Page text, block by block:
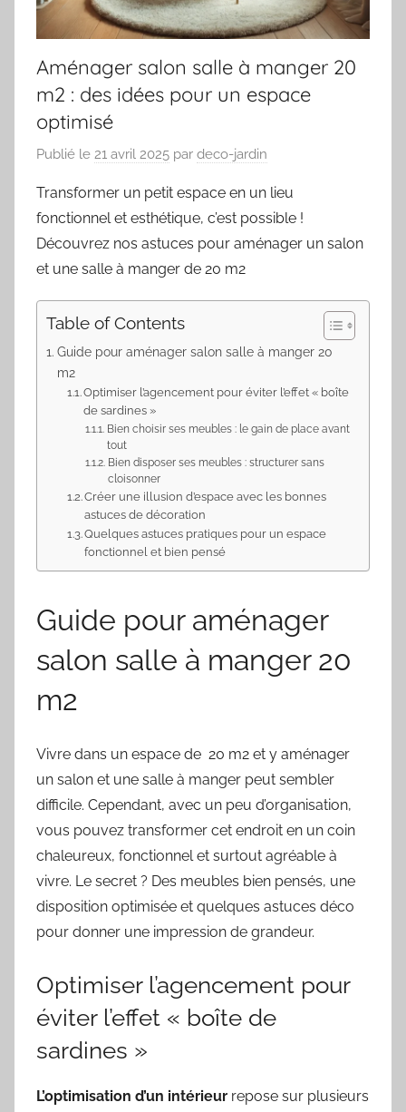
Aménager salon salle à manger 20
m2 : des idées pour un espace
optimisé
Publié le 21 avril 2025 par deco-jardin
Transformer un petit espace en un lieu
fonctionnel et esthétique, c’est possible !
Découvrez nos astuces pour aménager un salon
et une salle à manger de 20 m2
Table of Contents
Guide pour aménager salon salle à manger 20
m2
Optimiser l’agencement pour éviter l’effet « boîte
de sardines »
Bien choisir ses meubles : le gain de place avant
tout
Bien disposer ses meubles : structurer sans
cloisonner
Créer une illusion d’espace avec les bonnes
astuces de décoration
Quelques astuces pratiques pour un espace
fonctionnel et bien pensé
Guide pour aménager
salon salle à manger 20
m2
Vivre dans un espace de 20 m2 et y aménager
un salon et une salle à manger peut sembler
difficile. Cependant, avec un peu d’organisation,
vous pouvez transformer cet endroit en un coin
chaleureux, fonctionnel et surtout agréable à
vivre. Le secret ? Des meubles bien pensés, une
disposition optimisée et quelques astuces déco
pour donner une impression de grandeur.
Optimiser l’agencement pour
éviter l’effet « boîte de
sardines »
L’optimisation d’un intérieur repose sur plusieurs